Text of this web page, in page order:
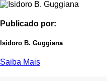
Publicado por:
Isidoro B. Guggiana
Saiba Mais